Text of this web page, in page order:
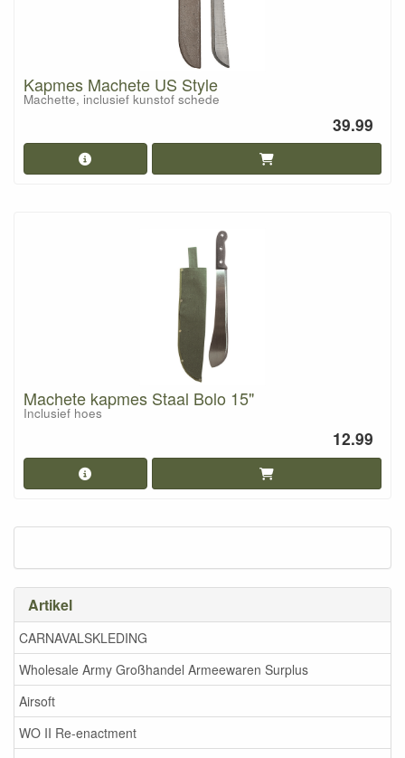
Artikel
CARNAVALSKLEDING
Wholesale Army Großhandel Armeewaren Surplus
Airsoft
WO II Re-enactment
Kapmes Machete US Style
Machette, inclusief kunstof schede
39.99
Machete kapmes Staal Bolo 15"
Inclusief hoes
12.99